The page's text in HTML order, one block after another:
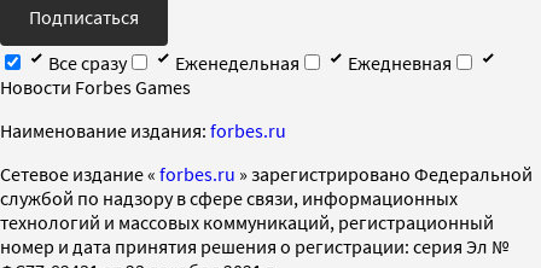
Подписаться
Все сразу
Еженедельная
Ежедневная
Новости Forbes Games
Наименование издания: forbes.ru
Cетевое издание « forbes.ru » зарегистрировано Федеральной
службой по надзору в сфере связи, информационных
технологий и массовых коммуникаций, регистрационный
номер и дата принятия решения о регистрации: серия Эл №